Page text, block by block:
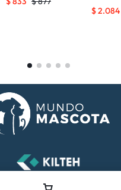
$2.084